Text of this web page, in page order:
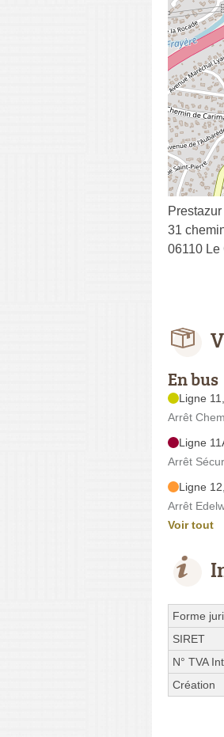
31
06110 Le
En bus
Ligne
Arrêt
Ligne
Arrêt
Ligne
Arrêt
Voir tout
Forme
SIRET
N° TVA
Création